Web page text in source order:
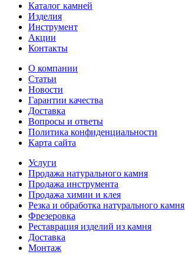
Каталог камней
Изделия
Инструмент
Акции
Контакты
О компании
Статьи
Новости
Гарантии качества
Доставка
Вопросы и ответы
Политика конфиденциальности
Карта сайта
Услуги
Продажа натурального камня
Продажа инструмента
Продажа химии и клея
Резка и обработка натурального камня
Фрезеровка
Реставрация изделий из камня
Доставка
Монтаж